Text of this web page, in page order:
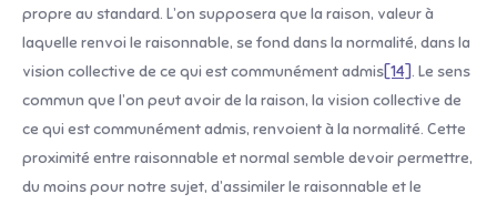
propre au standard. L’on supposera que la raison, valeur à
laquelle renvoi le raisonnable, se fond dans la normalité, dans la
vision collective de ce qui est communément admis[14]. Le sens
commun que l’on peut avoir de la raison, la vision collective de
ce qui est communément admis, renvoient à la normalité. Cette
proximité entre raisonnable et normal semble devoir permettre,
du moins pour notre sujet, d’assimiler le raisonnable et le